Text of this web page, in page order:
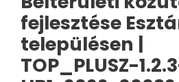
fejlesztése
településen |
TOP_PLUSZ-